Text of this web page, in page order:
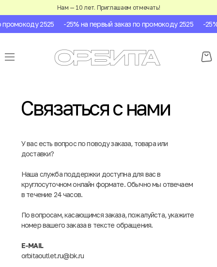
Нам — 10 лет. Приглашаем отмечать!
2525 -25% на первый заказ по промокоду 2525 -
Связаться с нами
У вас есть вопрос по поводу заказа, товара или
доставки?
Наша служба поддержки доступна для вас в
круглосуточном онлайн формате. Обычно мы отвечаем
в течение 24 часов.
По вопросам, касающимся заказа, пожалуйста, укажите
номер вашего заказа в тексте обращения.
E-MAIL
orbitaoutlet.ru@bk.ru